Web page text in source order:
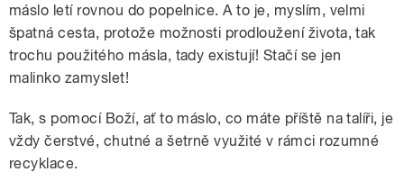
máslo letí rovnou do popelnice. A to je, myslím, velmi
špatná cesta, protože možnosti prodloužení života, tak
trochu použitého másla, tady existují! Stačí se jen
malinko zamyslet!
Tak, s pomocí Boží, ať to máslo, co máte příště na talíři, je
vždy čerstvé, chutné a šetrně využité v rámci rozumné
recyklace.